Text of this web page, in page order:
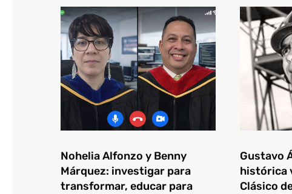
Nohelia Alfonzo y Benny
Márquez: investigar para
transformar, educar para
Gustavo
histórica
Clásico